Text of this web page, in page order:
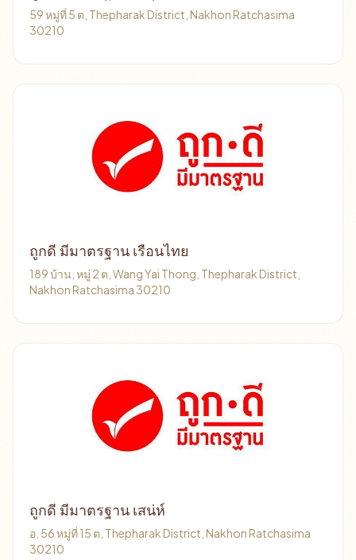
59 หมู่ที่ 5 ต, Thepharak District, Nakhon Ratchasima
30210
ถูกดี มีมาตรฐาน เรือนไทย
189 บ้าน, หมู่ 2 ต, Wang Yai Thong, Thepharak District,
Nakhon Ratchasima 30210
ถูกดี มีมาตรฐาน เสน่ห์
อ, 56 หมู่ที่ 15 ต, Thepharak District, Nakhon Ratchasima
30210